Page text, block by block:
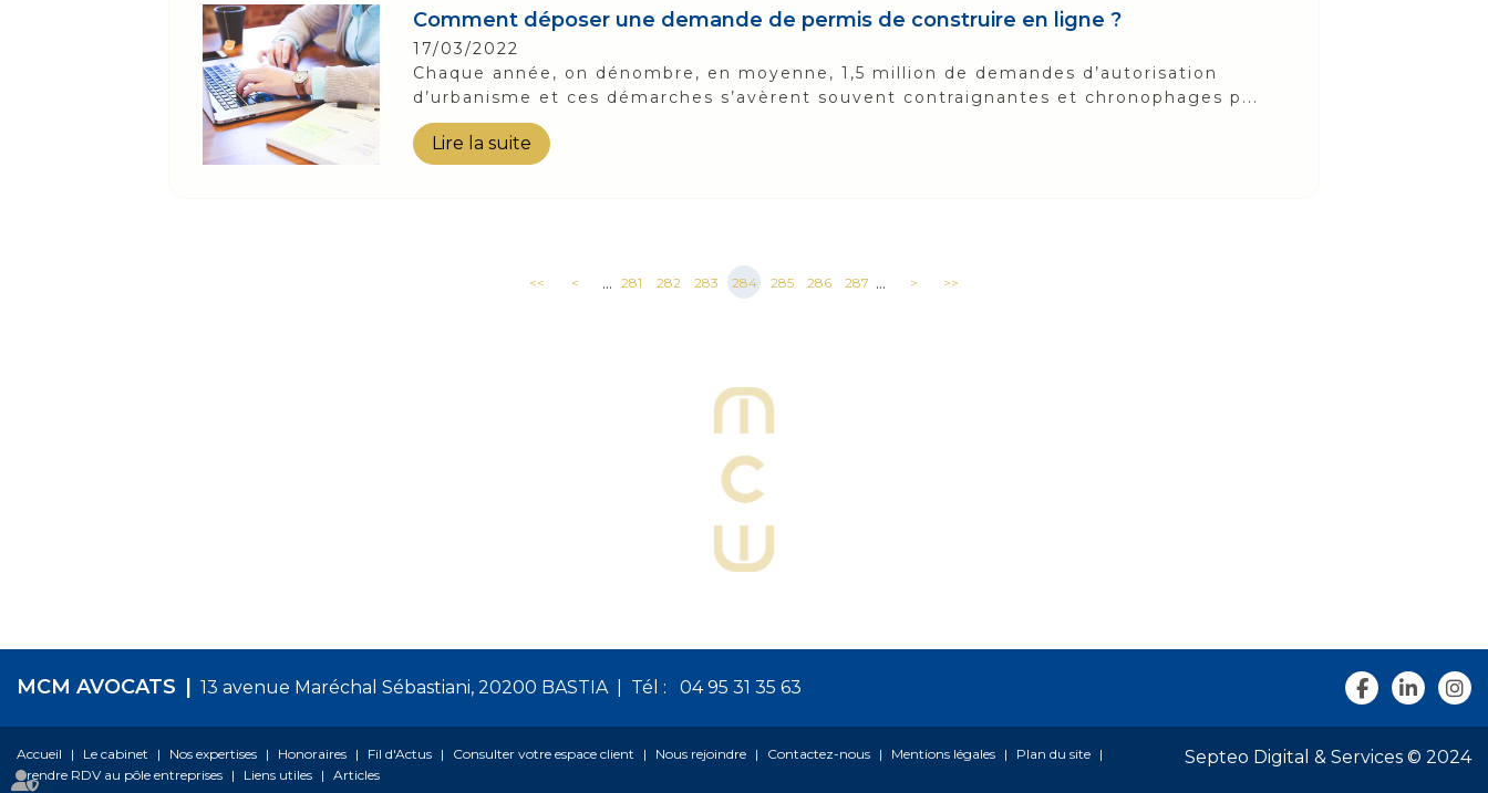
Comment déposer une demande de permis de construire en ligne ?
17/03/2022
Chaque année, on dénombre, en moyenne, 1,5 million de demandes d’autorisation
d’urbanisme et ces démarches s’avèrent souvent contraignantes et chronophages p...
Lire la suite
<< < ... 281 282 283 284 285 286 287 ... > >>
MCM AVOCATS 13 avenue Maréchal Sébastiani, 20200 BASTIA Tél : 04 95 31 35 63
Accueil Le cabinet Nos expertises Honoraires Fil d'Actus Consulter votre espace client Nous rejoindre Contactez-nous Mentions légales
Plan du site
Prendre RDV au pôle entreprises
Liens utiles Articles
Septeo Digital & Services © 2024